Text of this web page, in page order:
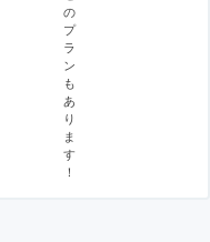
の
プ
ラ
ン
も
あ
り
ま
す
！